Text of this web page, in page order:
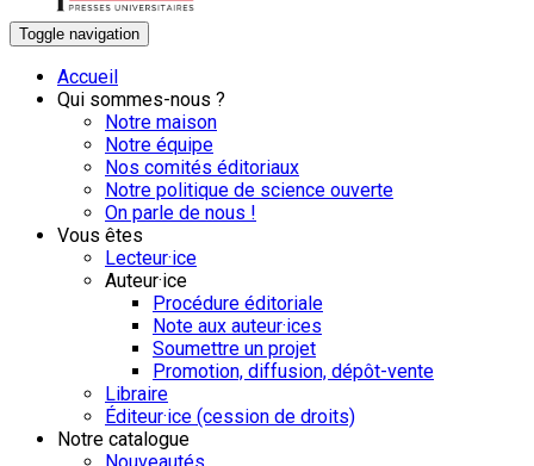
Toggle navigation
Accueil
Qui sommes-nous ?
Notre maison
Notre équipe
Nos comités éditoriaux
Notre politique de science ouverte
On parle de nous !
Vous êtes
Lecteur·ice
Auteur·ice
Procédure éditoriale
Note aux auteur·ices
Soumettre un projet
Promotion, diffusion, dépôt-vente
Libraire
Éditeur·ice (cession de droits)
Notre catalogue